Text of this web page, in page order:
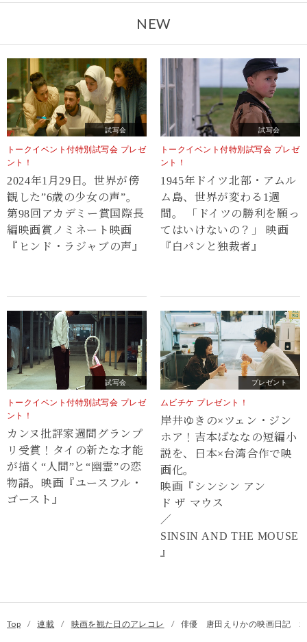
NEW
試写会
トークイベント付特別試写会 プレゼ
ント！
2024年1月29日。世界が傍
観した”6歳の少女の声”。
第98回アカデミー賞国際長
編映画賞ノミネート映画
『ヒンド・ラジャブの声』
試写会
トークイベント付特別試写会 プレゼ
ント！
1945年ドイツ北部・アムル
ム島、世界が変わる1週
間。 「ドイツの勝利を願っ
てはいけないの？」 映画
『白パンと独裁者』
試写会
トークイベント付特別試写会 プレゼ
ント！
カンヌ批評家週間グランプ
リ受賞！タイの新たな才能
が描く“⼈間”と“幽霊”の恋
物語。映画『ユースフル・
ゴースト』
プレゼント
ムビチケ プレゼント！
岸井ゆきの×ツェン・ジン
ホア！吉本ばななの短編小
説を、日本×台湾合作で映
画化。
映画『シンシン アン
ド ザ マウス
／
SINSIN AND THE MOUSE
』
Top / 連載 / 映画を観た日のアレコレ / 俳優 唐田えりかの映画日記